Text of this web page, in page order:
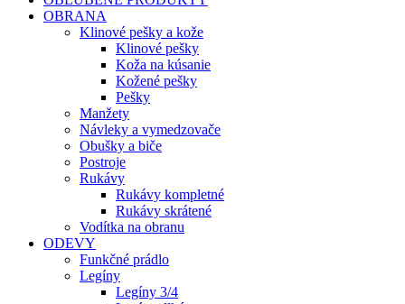
OBRANA
Klinové pešky a kože
Klinové pešky
Koža na kúsanie
Kožené pešky
Pešky
Manžety
Návleky a vymedzovače
Obušky a biče
Postroje
Rukávy
Rukávy kompletné
Rukávy skrátené
Vodítka na obranu
ODEVY
Funkčné prádlo
Legíny
Legíny 3/4